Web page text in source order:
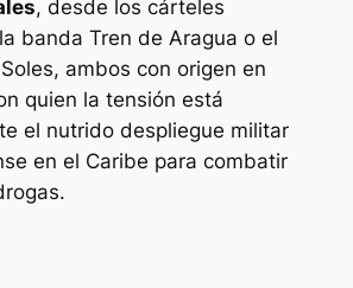
, desde los cárteles
banda Tren de Aragua o el
ambos con origen en
quien la tensión está
el nutrido despliegue militar
en el Caribe para combatir